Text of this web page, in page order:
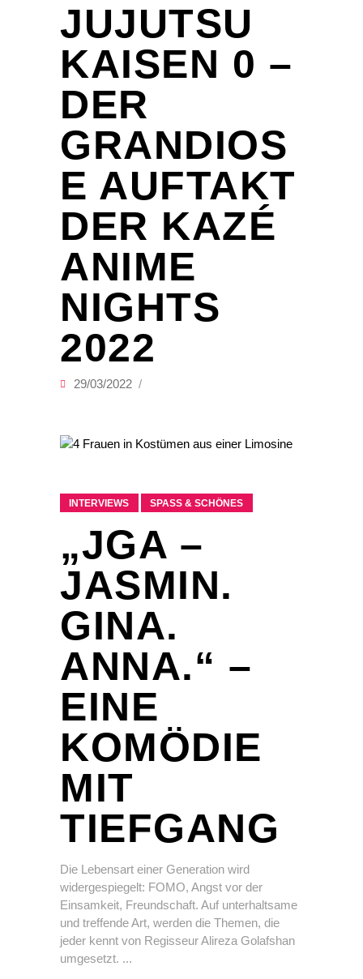
JUJUTSU
KAISEN 0 –
DER
GRANDIOS
E AUFTAKT
DER KAZÉ
ANIME
NIGHTS
2022
29/03/2022
INTERVIEWS SPASS & SCHÖNES
„JGA –
JASMIN.
GINA.
ANNA.“ –
EINE
KOMÖDIE
MIT
TIEFGANG
Die Lebensart einer Generation wird
widergespiegelt: FOMO, Angst vor der
Einsamkeit, Freundschaft. Auf unterhaltsame
und treffende Art, werden die Themen, die
jeder kennt von Regisseur Alireza Golafshan
umgesetzt.